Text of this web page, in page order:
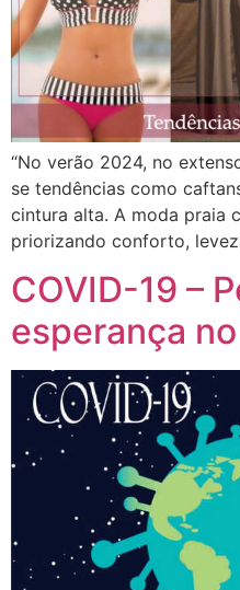
“No verão 2024, no
se tendências como
cintura alta. A moda praia
priorizando conforto,
COVID-19 –
esperança